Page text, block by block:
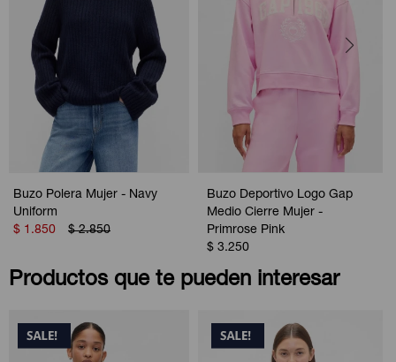
Buzo Polera Mujer - Navy
Uniform
$ 1.850 $ 2.850
Buzo Deportivo Logo Gap
Medio Cierre Mujer -
Primrose Pink
$ 3.250
Productos que te pueden interesar